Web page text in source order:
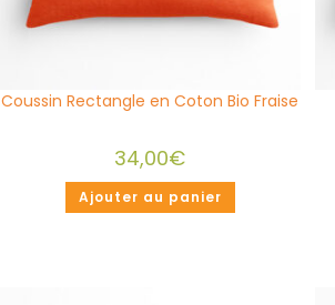
Coussin Rectangle en Coton Bio Fraise
34,00€
Ajouter au panier